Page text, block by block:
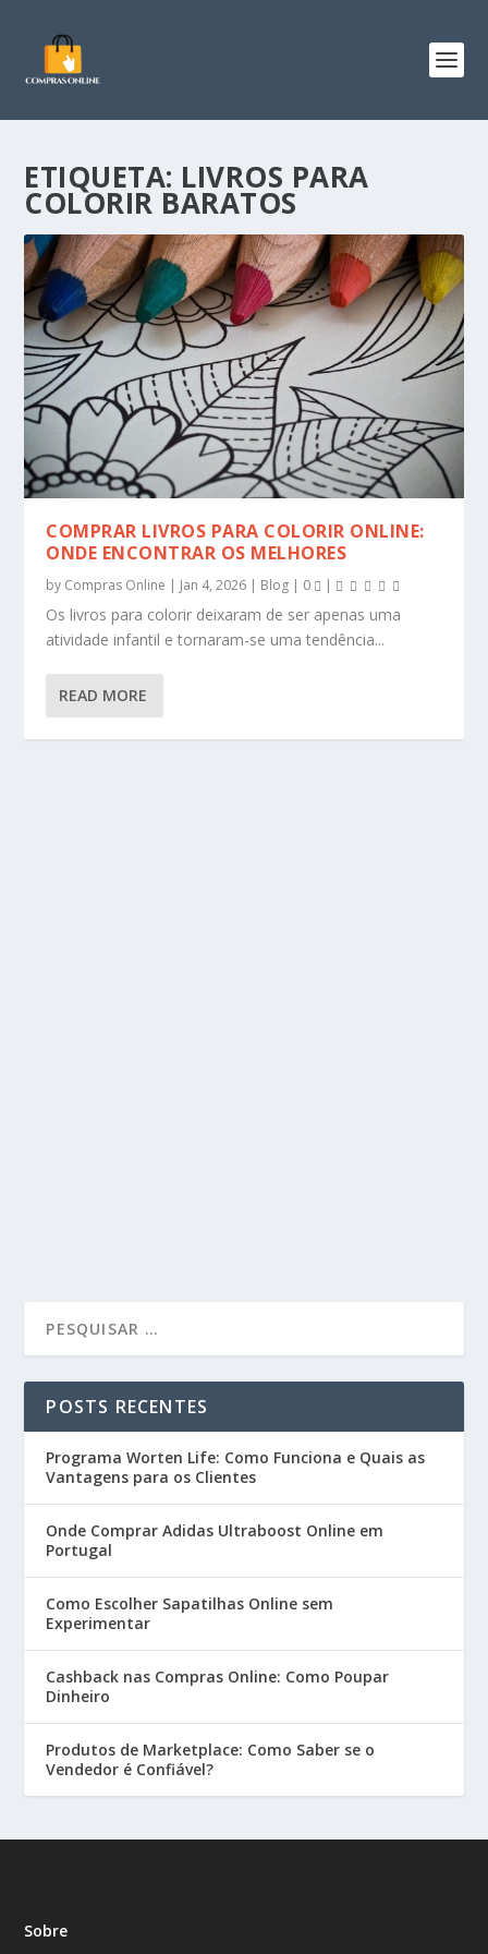
ETIQUETA: LIVROS PARA
COLORIR BARATOS
COMPRAR LIVROS PARA COLORIR ONLINE:
ONDE ENCONTRAR OS MELHORES
by Compras Online | Jan 4, 2026 | Blog | 0 |
Os livros para colorir deixaram de ser apenas uma
atividade infantil e tornaram-se uma tendência...
READ MORE
POSTS RECENTES
Programa Worten Life: Como Funciona e Quais as
Vantagens para os Clientes
Onde Comprar Adidas Ultraboost Online em
Portugal
Como Escolher Sapatilhas Online sem
Experimentar
Cashback nas Compras Online: Como Poupar
Dinheiro
Produtos de Marketplace: Como Saber se o
Vendedor é Confiável?
Sobre